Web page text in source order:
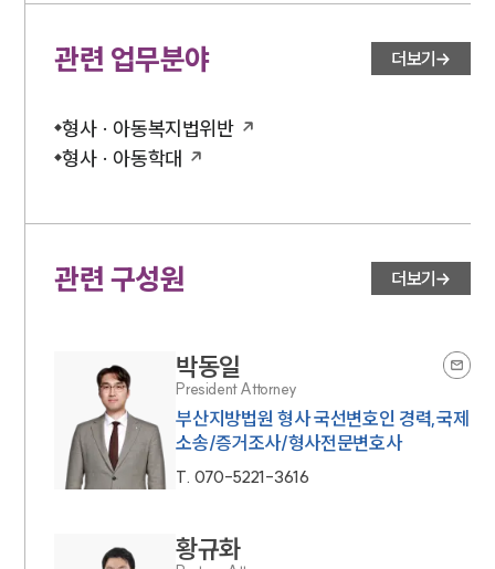
관련 업무분야 더보기
형사 · 아동복지법위반
형사 · 아동학대
관련 구성원 더보기
박동일
President Attorney
부산지방법원 형사 국선변호인 경력,국제
소송/증거조사/형사전문변호사
T. 070-5221-3616
황규화